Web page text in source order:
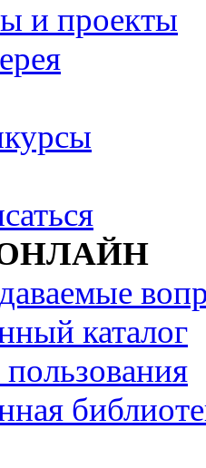
и проекты
ОНЛАЙН
каталог